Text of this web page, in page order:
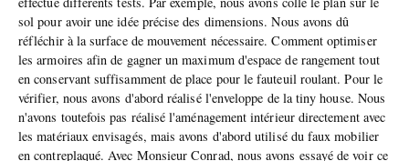
sol pour avoir une idée précise des dimensions. Nous avons dû
réfléchir à la surface de mouvement nécessaire. Comment optimiser
les armoires afin de gagner un maximum d'espace de rangement tout
en conservant suffisamment de place pour le fauteuil roulant. Pour le
vérifier, nous avons d'abord réalisé l'enveloppe de la tiny house. Nous
n'avons toutefois pas réalisé l'aménagement intérieur directement avec
les matériaux envisagés, mais avons d'abord utilisé du faux mobilier
en contreplaqué. Avec Monsieur Conrad, nous avons essayé de voir ce